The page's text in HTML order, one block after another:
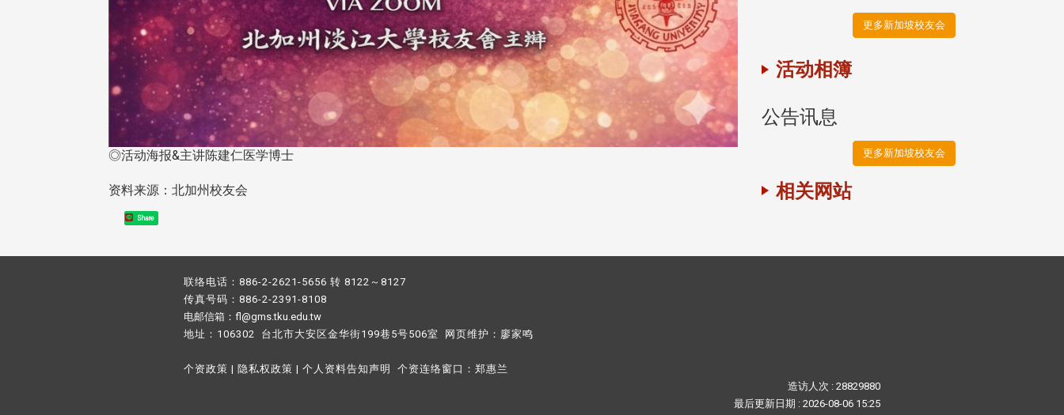
◎活动海报&主讲陈建仁医学博士
资料来源：北加州校友会
Share
更多新加坡校友会
活动相簿
公告讯息
更多新加坡校友会
相关网站
联络电话：886-2-2621-5656 转 8122～8127
传真号码：886-2-2391-8108
电邮信箱：fl@gms.tku.edu.tw
地址：106302 台北市大安区金华街199巷5号506室 网页维护： 廖家鸣​
个资政策 | 隐私权政策 | 个人资料告知声明 个资连络窗口： 郑惠兰
造访人次 : 28829880
最后更新日期 : 2026-08-06 15:25